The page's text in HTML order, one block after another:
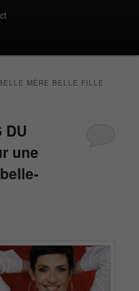
MÈRE BELLE FILLE
DU
une